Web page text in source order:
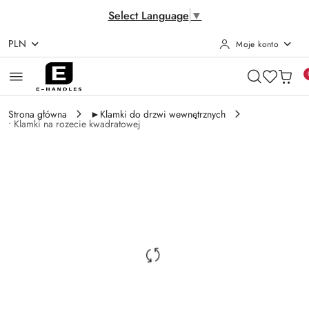
Select Language ▼
Przejdź do treści głównej
Przejdź do wyszukiwarki
Przejdź do moje konto
Przejdź do menu głównego
Przejdź do opisu produktu
Przejdź do stopki
PLN Moje konto
Strona główna ►Klamki do drzwi wewnętrznych
• Klamki na rozecie kwadratowej